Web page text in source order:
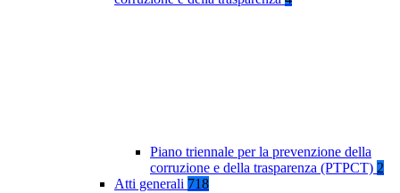
Piano triennale per la prevenzione della
corruzione e della trasparenza (PTPCT) 2
Atti generali 718